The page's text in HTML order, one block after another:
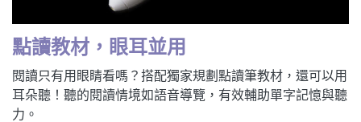
點讀教材，眼耳並用
閱讀只有用眼睛看嗎？搭配獨家規劃點讀筆教材，還可以用
耳朵聽！聽的閱讀情境如語音導覽，有效輔助單字記憶與聽
力。